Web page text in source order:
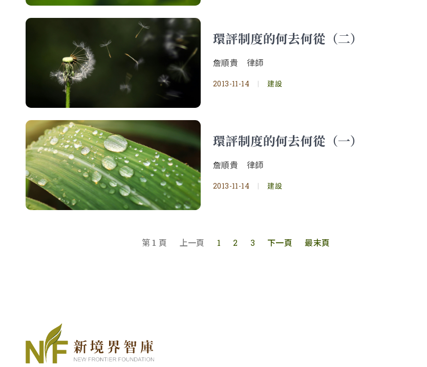
環評制度的何去何從（二）
詹順貴 律師
2013-11-14 | 建設
環評制度的何去何從（一）
詹順貴 律師
2013-11-14 | 建設
第 1 頁 上一頁 1 2 3 下一頁 最末頁